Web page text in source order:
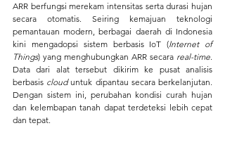
ARR berfungsi merekam intensitas serta durasi hujan
secara otomatis. Seiring kemajuan teknologi
pemantauan modern, berbagai daerah di Indonesia
kini mengadopsi sistem berbasis IoT (Internet of
Things) yang menghubungkan ARR secara real-time.
Data dari alat tersebut dikirim ke pusat analisis
berbasis cloud untuk dipantau secara berkelanjutan.
Dengan sistem ini, perubahan kondisi curah hujan
dan kelembapan tanah dapat terdeteksi lebih cepat
dan tepat.